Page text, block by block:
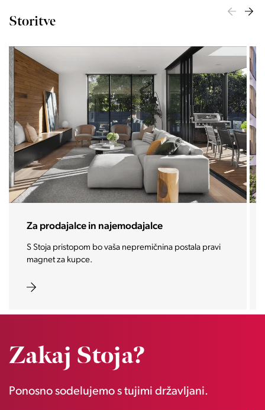
Storitve
Za investitorje
Vašo investicijo ponesemo med najbolj iskane in
zaželene nepremičnine prihodnosti.
Zakaj Stoja?
Ponosno sodelujemo s tujimi državljani.